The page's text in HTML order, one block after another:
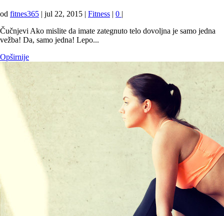
od fitnes365 | jul 22, 2015 | Fitness | 0 |
Čučnjevi Ako mislite da imate zategnuto telo dovoljna je samo jedna
vežba! Da, samo jedna! Lepo...
Opširnije